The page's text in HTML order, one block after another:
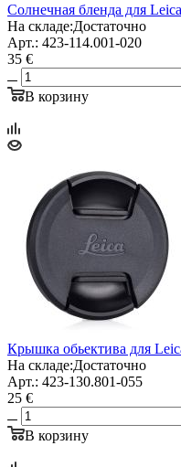
Солнечная бленда для
На складе:Достаточно
Арт.: 423-114.001-020
35 €
В корзину
Крышка обьектива для
На складе:Достаточно
Арт.: 423-130.801-055
25 €
В корзину